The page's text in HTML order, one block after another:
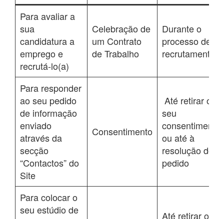
Para avaliar a
sua
candidatura a
emprego e
recrutá-lo(a)
Celebração de
um Contrato
de Trabalho
Durante o
processo de
recrutamento
Para responder
ao seu pedido
de informação
enviado
através da
secção
“Contactos” do
Site
Consentimento
Até retirar o
seu
consentimento
ou até à
resolução do
pedido
Para colocar o
seu estúdio de
Até retirar o